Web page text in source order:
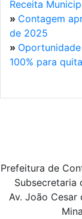
Receita
» Contagem
de 2025
»
100% para
Prefeitura de
Subsecretaria
Av. João Cesar